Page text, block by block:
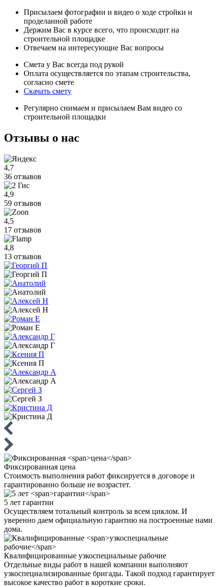
Присылаем фотографии и видео о ходе стройки и
проделанной работе
Держим Вас в курсе всего, что происходит на
строительной площадке
Отвечаем на интересующие Вас вопросы
Смета у Вас всегда под рукой
Оплата осуществляется по этапам строительства,
согласно смете
Скачать смету
Регулярно снимаем и присылаем Вам видео со
строительной площадки
Отзывы о нас
4,7
36 отзывов
4,9
59 отзывов
4,5
17 отзывов
4,8
13 отзывов
Фиксированная цена
Стоимость выполнения работ фиксируется в договоре и
гарантированно больше не возрастет.
5 лет гарантии
Осуществляем тотальный контроль за всем циклом. И
уверенно даем официальную гарантию на построенные нами
дома.
Квалифицированные узкоспециальные рабочие
Отдельные виды работ в нашей компании выполняют
узкоспециализированные бригады. Такой подход гарантирует
высокое качество работ в короткие сроки.